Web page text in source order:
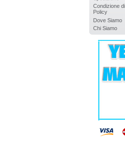
Condizione
Policy
Dove Siamo
Chi Siamo